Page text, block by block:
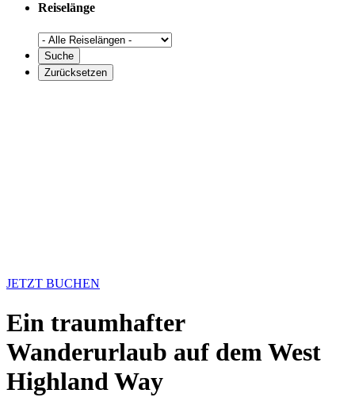
Reiselänge
JETZT BUCHEN
Ein traumhafter
Wanderurlaub auf dem West
Highland Way